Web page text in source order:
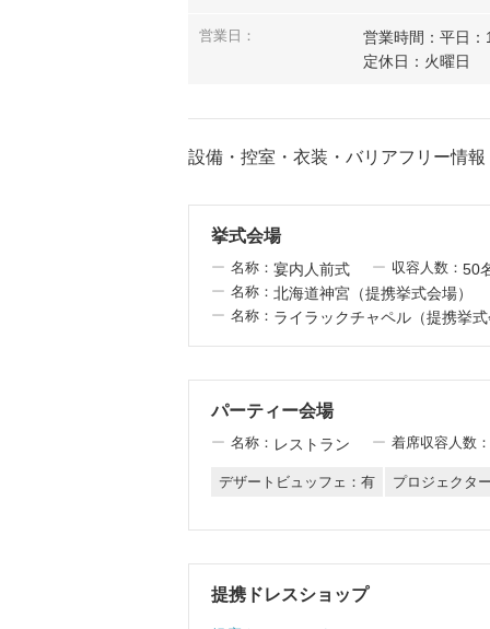
営業日：
営業時間：平日
定休日：火曜日
設備・控室・衣装・バリアフリー情報
挙式会場
名称： 宴内人前式 収容人数： 50
名称： 北海道神宮（提携挙式会場）
名称： ライラックチャペル（提携挙
パーティー会場
名称： レストラン 着席収容人数：
デザートビュッフェ：有 プロジェクタ
提携ドレスショップ